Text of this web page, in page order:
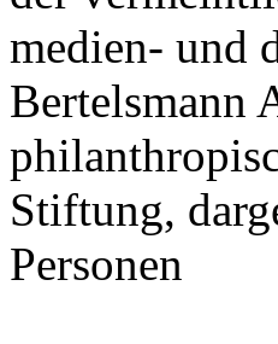
medien- und
Bertelsmann
Stiftung,
Personen